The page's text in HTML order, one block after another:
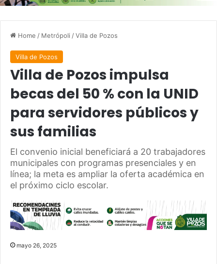
Home / Metrópoli /Villa de Pozos
Villa de Pozos
Villa de Pozos impulsa
becas del 50 % con la UNID
para servidores públicos y
sus familias
El convenio inicial beneficiará a 20 trabajadores
municipales con programas presenciales y en
línea; la meta es ampliar la oferta académica en
el próximo ciclo escolar.
mayo 26, 2025